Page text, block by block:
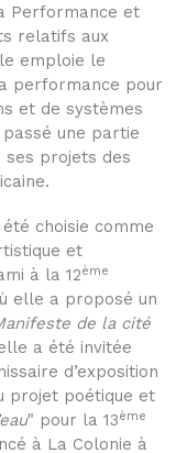
Performance et
relatifs aux
emploie le
performance pour
et de systèmes
une partie
ses projets des
choisie comme
et
à la 12ème
elle a proposé un
de la cité
a été invitée
d’exposition
projet poétique et
" pour la 13ème
à La Colonie à